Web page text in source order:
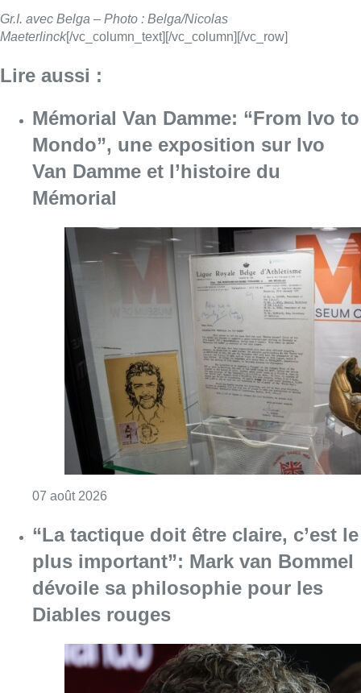
07 août 2026 Consulter l'article "Mémorial Van Damme:
“La tactique doit être claire, c’est le
plus important”: Mark van Bommel
dévoile sa philosophie pour les
Diables rouges